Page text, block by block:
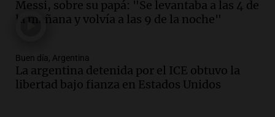
Audio.Voluntarios limpiaron 9.000
Una mañana para todos
Episodios
Audio.La historia de la servilleta que
Messi, sobre su papá: "Se levantaba a las 4 de
la mañana y volvía a las 9 de la noche"
Buen día, Argentina
La argentina detenida por el ICE obtuvo la
libertad bajo fianza en Estados Unidos